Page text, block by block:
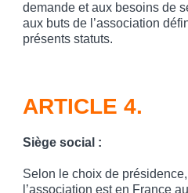
demande et aux besoins de
aux buts de l’association
présents statuts.
ARTICLE 4.
Siège social :
Selon le choix de
l’association est en France